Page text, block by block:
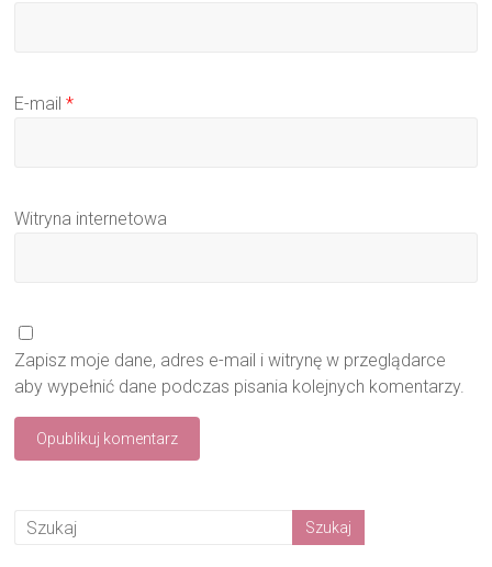
E-mail*
Witryna internetowa
Zapisz moje dane, adres e-mail i witrynę w przeglądarce
aby wypełnić dane podczas pisania kolejnych komentarzy.